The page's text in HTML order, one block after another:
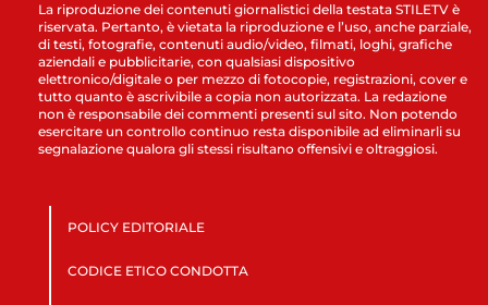
La riproduzione dei contenuti giornalistici della testata STILETV è
riservata. Pertanto, è vietata la riproduzione e l’uso, anche parziale,
di testi, fotografie, contenuti audio/video, filmati, loghi, grafiche
aziendali e pubblicitarie, con qualsiasi dispositivo
elettronico/digitale o per mezzo di fotocopie, registrazioni, cover e
tutto quanto è ascrivibile a copia non autorizzata. La redazione
non è responsabile dei commenti presenti sul sito. Non potendo
esercitare un controllo continuo resta disponibile ad eliminarli su
segnalazione qualora gli stessi risultano offensivi e oltraggiosi.
POLICY EDITORIALE
CODICE ETICO CONDOTTA